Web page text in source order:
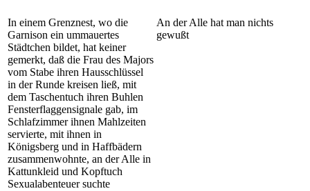
In einem Grenznest, wo die
Garnison ein ummauertes
Städtchen bildet, hat keiner
gemerkt, daß die Frau des Majors
vom Stabe ihren Hausschlüssel
in der Runde kreisen ließ, mit
dem Taschentuch ihren Buhlen
Fensterflaggensignale gab, im
Schlafzimmer ihnen Mahlzeiten
servierte, mit ihnen in
Königsberg und in Haffbädern
zusammenwohnte, an der Alle in
Kattunkleid und Kopftuch
Sexualabenteuer suchte
An der Alle hat man nichts
gewußt